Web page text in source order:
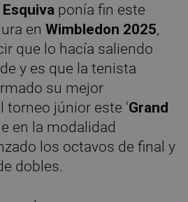
ponía fin este
enWimbledon 2025,
que lo hacía saliendo
y es que la tenista
su mejor
torneo júnior este 'Grand
en la modalidad
los octavos de final y
dobles.